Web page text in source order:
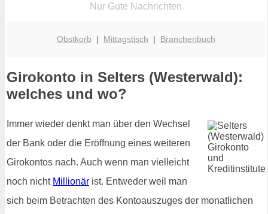
Nur Gute Nachrichten
Obstkorb | Mittagstisch | Branchenbuch
Girokonto in Selters (Westerwald):
welches und wo?
Immer wieder denkt man über den Wechsel
der Bank oder die Eröffnung eines weiteren
Girokontos nach. Auch wenn man vielleicht
noch nicht Millionär ist. Entweder weil man
sich beim Betrachten des Kontoauszuges der monatlichen